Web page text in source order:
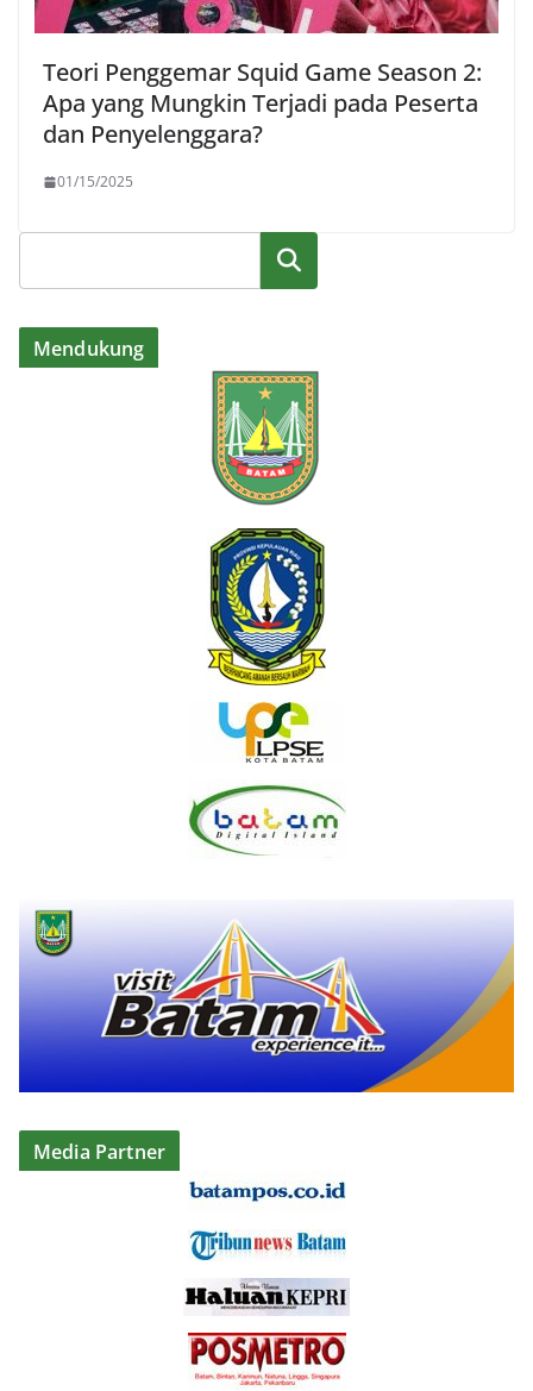
Teori Penggemar Squid Game Season 2:
Apa yang Mungkin Terjadi pada Peserta
dan Penyelenggara?
01/15/2025
Cari
Mendukung
Media Partner